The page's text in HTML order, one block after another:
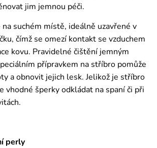
jim jemnou péči.
suchém místě, ideálně uzavřené v
čímž se omezí kontakt se vzduchem
kovu. Pravidelné čištění jemným
přípravkem na stříbro pomůže
a obnovit jejich lesk. Jelikož je stříbro
vhodné šperky odkládat na spaní či při
perly